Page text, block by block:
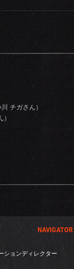
チガさん）
NAVIGATOR
ションディレクター